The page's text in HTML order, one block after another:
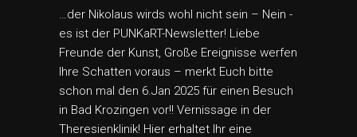
…der Nikolaus wirds wohl nicht sein – Nein -
es ist der PUNKaRT-Newsletter! Liebe
Freunde der Kunst, Große Ereignisse werfen
Ihre Schatten voraus – merkt Euch bitte
schon mal den 6.Jan 2025 für einen Besuch
in Bad Krozingen vor!! Vernissage in der
Theresienklinik! Hier erhaltet Ihr eine